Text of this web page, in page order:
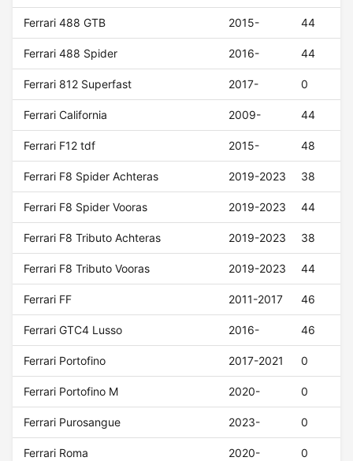
Ferrari 488 GTB 2015- 44
Ferrari 488 Spider 2016- 44
Ferrari 812 Superfast 2017- 0
Ferrari California 2009- 44
Ferrari F12 tdf 2015- 48
Ferrari F8 Spider Achteras 2019-2023 38
Ferrari F8 Spider Vooras 2019-2023 44
Ferrari F8 Tributo Achteras 2019-2023 38
Ferrari F8 Tributo Vooras 2019-2023 44
Ferrari FF 2011-2017 46
Ferrari GTC4 Lusso 2016- 46
Ferrari Portofino 2017-2021 0
Ferrari Portofino M 2020- 0
Ferrari Purosangue 2023- 0
Ferrari Roma 2020- 0